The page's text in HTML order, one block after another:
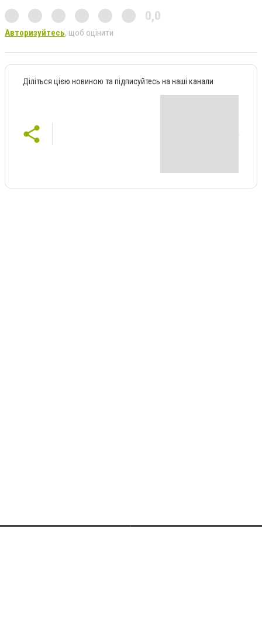
0,0
Авторизуйтесь, щоб оцінити
Діліться цією новиною та підписуйтесь на наші канали